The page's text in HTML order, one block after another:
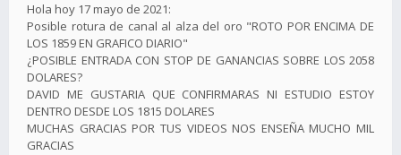
Hola hoy 17 mayo de 2021:
Posible rotura de canal al alza del oro "ROTO POR ENCIMA DE
LOS 1859 EN GRAFICO DIARIO"
¿POSIBLE ENTRADA CON STOP DE GANANCIAS SOBRE LOS 2058
DOLARES?
DAVID ME GUSTARIA QUE CONFIRMARAS NI ESTUDIO ESTOY
DENTRO DESDE LOS 1815 DOLARES
MUCHAS GRACIAS POR TUS VIDEOS NOS ENSEÑA MUCHO MIL
GRACIAS